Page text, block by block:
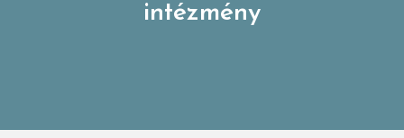
intézmény